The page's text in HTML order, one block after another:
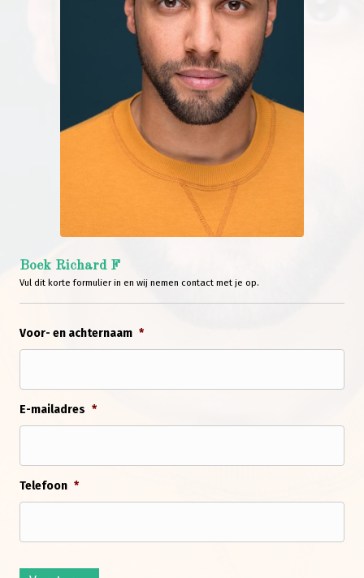
Boek Richard F
Vul dit korte formulier in en wij nemen contact met je op.
Voor- en achternaam *
E-mailadres *
Telefoon *